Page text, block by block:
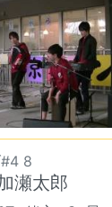
8
瀬太郎